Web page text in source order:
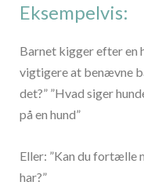
Eksempelvis:
Barnet kigger efter en
vigtigere at benævne
det?” ”Hvad siger
på en hund”
Eller: ”Kan du fortælle
har?”